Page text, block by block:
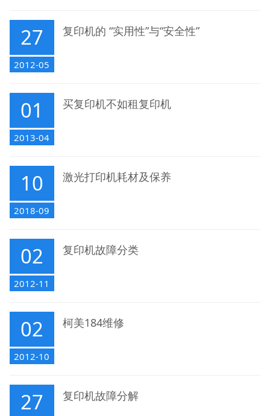
27
2012-05
复印机的 “实用性”与“安全性”
01
2013-04
买复印机不如租复印机
10
2018-09
激光打印机耗材及保养
02
2012-11
复印机故障分类
02
2012-10
柯美184维修
27 复印机故障分解